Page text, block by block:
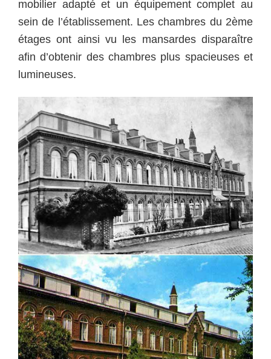
mobilier adapté et un équipement complet au
sein de l’établissement. Les chambres du 2ème
étages ont ainsi vu les mansardes disparaître
afin d’obtenir des chambres plus spacieuses et
lumineuses.